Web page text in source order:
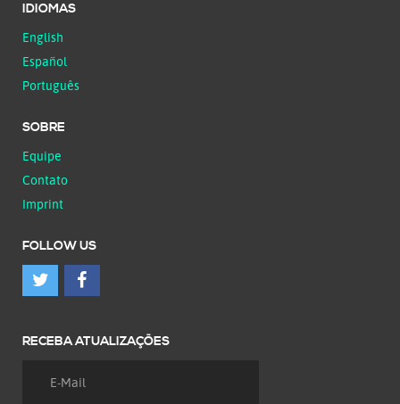
IDIOMAS
English
Español
Português
SOBRE
Equipe
Contato
Imprint
FOLLOW US
RECEBA ATUALIZAÇÕES